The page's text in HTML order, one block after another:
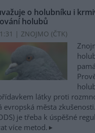
o holubníku i
holubů
| ZNOJMO (ČTK)
látky proti
evropská města
je třeba k úspěšné
více metod.